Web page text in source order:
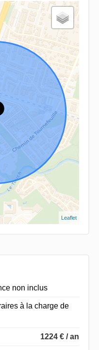
Leaflet
non inclus
à la charge de
1224 € / an